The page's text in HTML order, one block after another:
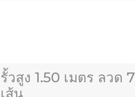
รั้วสูง 1.50 เมตร ลวด 7
เส้น